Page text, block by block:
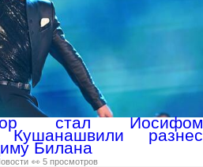
стал Иосифом
Кушанашвили разнес
Билана
👀 5 просмотров